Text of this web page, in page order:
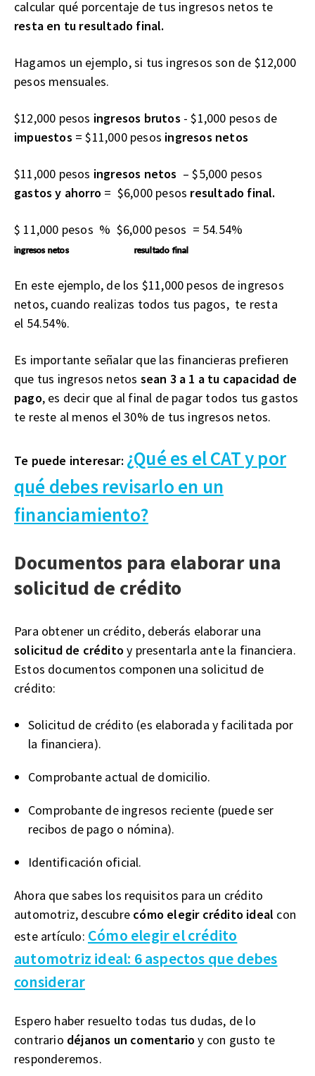
calcular qué porcentaje de tus ingresos netos te
resta en tu resultado final.
Hagamos un ejemplo, si tus ingresos son de $12,000
pesos mensuales.
$12,000 pesos ingresos brutos - $1,000 pesos de
impuestos = $11,000 pesos ingresos netos
$11,000 pesos ingresos netos – $5,000 pesos
gastos y ahorro = $6,000 pesos resultado final.
$ 11,000 pesos % $6,000 pesos = 54.54%
ingresos netos resultado final
En este ejemplo, de los $11,000 pesos de ingresos
netos, cuando realizas todos tus pagos, te resta
el 54.54%.
Es importante señalar que las financieras prefieren
que tus ingresos netos sean 3 a 1 a tu capacidad de
pago, es decir que al final de pagar todos tus gastos
te reste al menos el 30% de tus ingresos netos.
Te puede interesar: ¿Qué es el CAT y por
qué debes revisarlo en un
financiamiento?
Documentos para elaborar una
solicitud de crédito
Para obtener un crédito, deberás elaborar una
solicitud de créditoy presentarla ante la financiera.
Estos documentos componen una solicitud de
crédito:
Solicitud de crédito (es elaborada y facilitada por
la financiera).
Comprobante actual de domicilio.
Comprobante de ingresos reciente (puede ser
recibos de pago o nómina).
Identificación oficial.
Ahora que sabes los requisitos para un crédito
automotriz, descubre cómo elegir crédito ideal con
este artículo: Cómo elegir el crédito
automotriz ideal: 6 aspectos que debes
considerar
Espero haber resuelto todas tus dudas, de lo
contrario déjanos un comentarioy con gusto te
responderemos.